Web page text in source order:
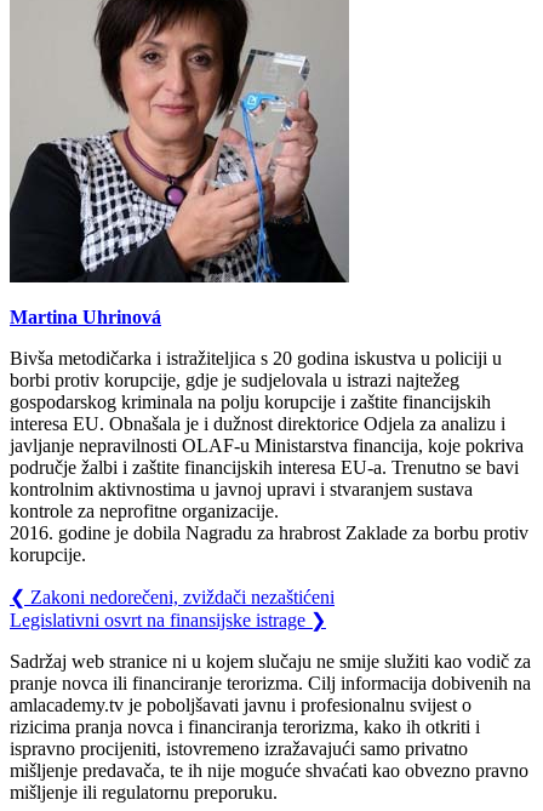
Martina Uhrinová
Bivša metodičarka i istražiteljica s 20 godina iskustva u policiji u
borbi protiv korupcije, gdje je sudjelovala u istrazi najtežeg
gospodarskog kriminala na polju korupcije i zaštite financijskih
interesa EU. Obnašala je i dužnost direktorice Odjela za analizu i
javljanje nepravilnosti OLAF-u Ministarstva financija, koje pokriva
područje žalbi i zaštite financijskih interesa EU-a. Trenutno se bavi
kontrolnim aktivnostima u javnoj upravi i stvaranjem sustava
kontrole za neprofitne organizacije.
2016. godine je dobila Nagradu za hrabrost Zaklade za borbu protiv
korupcije.
❮ Zakoni nedorečeni, zviždači nezaštićeni
Legislativni osvrt na finansijske istrage ❯
Sadržaj web stranice ni u kojem slučaju ne smije služiti kao vodič za
pranje novca ili financiranje terorizma. Cilj informacija dobivenih na
amlacademy.tv je poboljšavati javnu i profesionalnu svijest o
rizicima pranja novca i financiranja terorizma, kako ih otkriti i
ispravno procijeniti, istovremeno izražavajući samo privatno
mišljenje predavača, te ih nije moguće shvaćati kao obvezno pravno
mišljenje ili regulatornu preporuku.